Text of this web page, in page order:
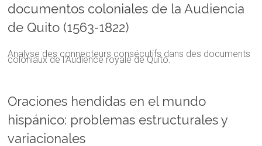
documentos coloniales de la Audiencia
de Quito (1563-1822)
Analyse des connecteurs consécutifs dans des documents
coloniaux de l'Audience royale deQuito.
Oraciones hendidas en el mundo
hispánico: problemas estructurales y
variacionales